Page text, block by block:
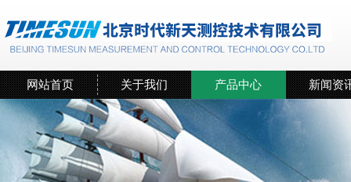
网站首页 关于我们 产品中心 新闻资